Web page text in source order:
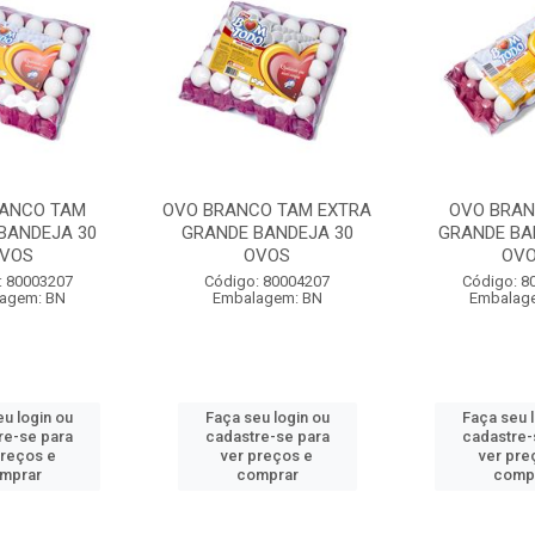
TAM
30
80003207
BN
login ou
se para
e
OVO BRANCO TAM EXTRA
GRANDE BANDEJA 30
OVOS
Código: 80004207
Embalagem: BN
Faça seu login ou
cadastre-se para
ver preços e
comprar
OVO
GRANDE
Código:
Faça seu
ver